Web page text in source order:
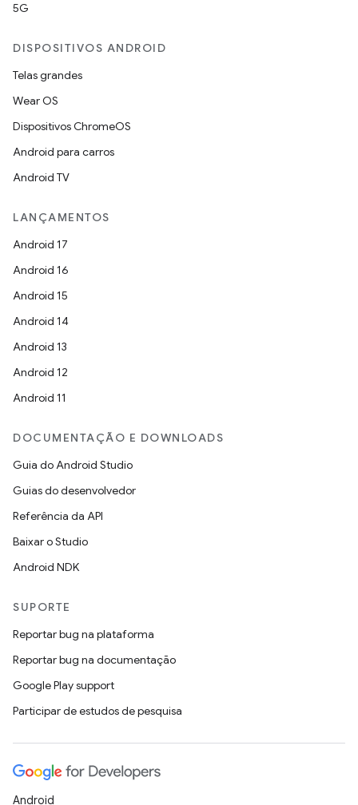
5G
DISPOSITIVOS ANDROID
Telas grandes
Wear OS
Dispositivos ChromeOS
Android para carros
Android TV
LANÇAMENTOS
Android 17
Android 16
Android 15
Android 14
Android 13
Android 12
Android 11
DOCUMENTAÇÃO E DOWNLOADS
Guia do Android Studio
Guias do desenvolvedor
Referência da API
Baixar o Studio
Android NDK
SUPORTE
Reportar bug na plataforma
Reportar bug na documentação
Google Play support
Participar de estudos de pesquisa
Android